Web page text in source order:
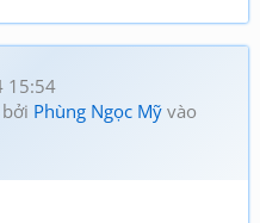
15:54
Phùng Ngọc Mỹ vào